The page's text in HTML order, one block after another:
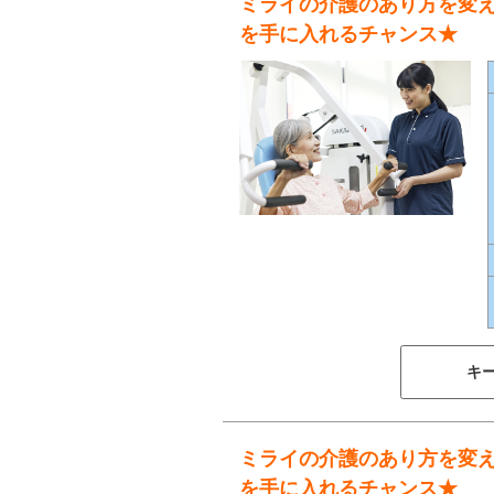
ミライの介護のあり方を変
を手に入れるチャンス★
キ
ミライの介護のあり方を変
を手に入れるチャンス★